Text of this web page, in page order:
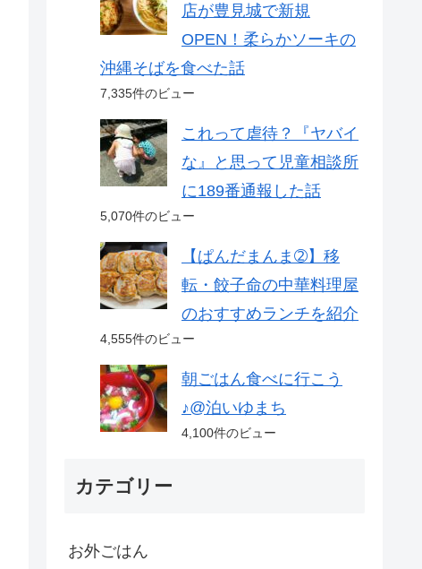
店が豊見城で新規
OPEN！柔らかソーキの
沖縄そばを食べた話
7,335件のビュー
これって虐待？『ヤバイ
な』と思って児童相談所
に189番通報した話
5,070件のビュー
【ぱんだまんま➁】移
転・餃子命の中華料理屋
のおすすめランチを紹介
4,555件のビュー
朝ごはん食べに行こう
♪@泊いゆまち
4,100件のビュー
カテゴリー
お外ごはん